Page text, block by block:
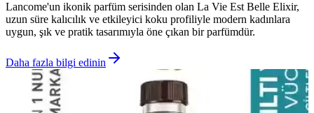
Lancome'un ikonik parfüm serisinden olan La Vie Est Belle Elixir,
uzun süre kalıcılık ve etkileyici koku profiliyle modern kadınlara
uygun, şık ve pratik tasarımıyla öne çıkan bir parfümdür.
Daha fazla bilgi edinin